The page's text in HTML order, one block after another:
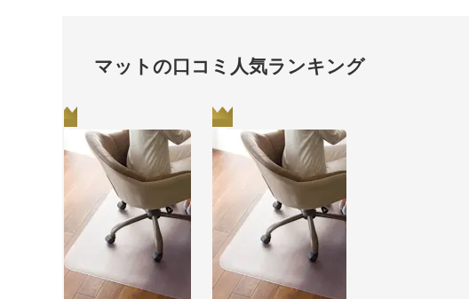
マットの口コミ人気ランキング
1 2